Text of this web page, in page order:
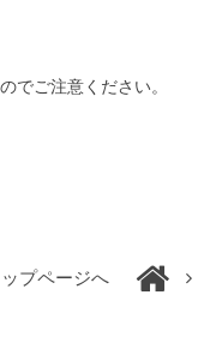
でご注意ください。
ップページへ